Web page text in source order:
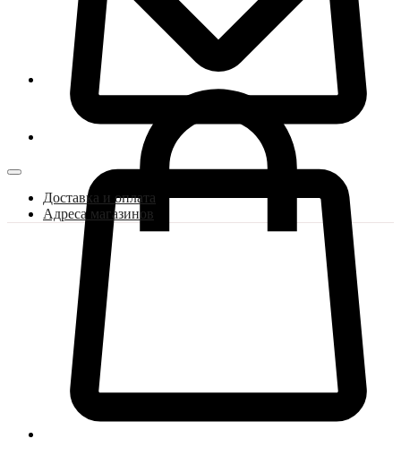
Доставка и оплата
Адреса магазинов